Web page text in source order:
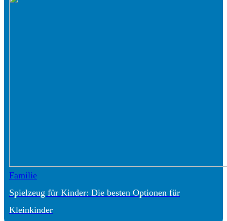
Familie
Spielzeug für Kinder: Die besten Optionen für
Kleinkinder